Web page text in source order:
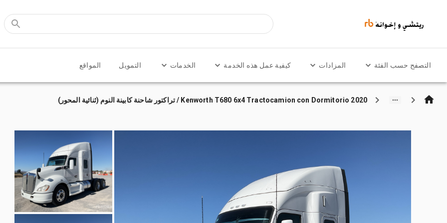
التصفح حسب الفئة المزادات كيفية عمل هذه الخدمة الخدمات التمويل المواقع
2020 Kenworth T680 6x4 Tractocamion con Dormitorio / تراكتور شاحنة كابينة النوم (ثنائية المحور)